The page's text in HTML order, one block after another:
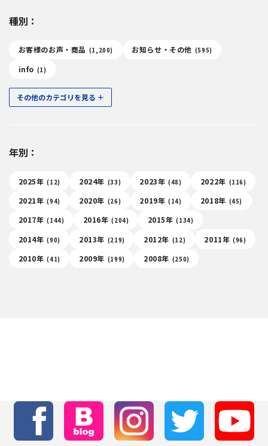
種別：
お客様のお声・商品 (1,200) お知らせ・その他 (595)
info (1)
その他のカテゴリを見る
年別：
2025年 (12) 2024年 (33) 2023年 (48) 2022年 (116)
2021年 (94) 2020年 (26) 2019年 (14) 2018年 (45)
2017年 (144) 2016年 (204) 2015年 (134)
2014年 (90) 2013年 (219) 2012年 (12) 2011年 (96)
2010年 (41) 2009年 (199) 2008年 (250)